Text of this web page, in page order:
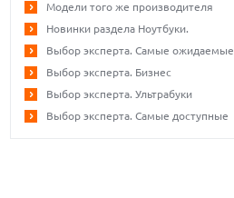
Модели того же производителя
Новинки раздела Ноутбуки.
Выбор эксперта. Самые ожидаемые
Выбор эксперта. Бизнес
Выбор эксперта. Ультрабуки
Выбор эксперта. Самые доступные